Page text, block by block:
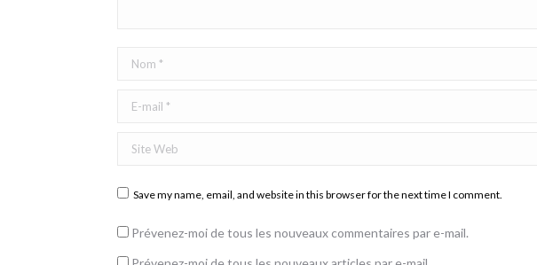
Nom *
E-mail *
Site Web
Save my name, email, and website in this browser for the next time I comment.
Prévenez-moi de tous les nouveaux commentaires par e-mail.